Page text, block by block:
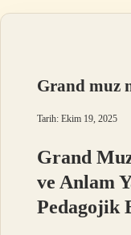
Grand muz
Tarih: Ekim 19, 2025
Grand
ve Anlam
Pedagojik